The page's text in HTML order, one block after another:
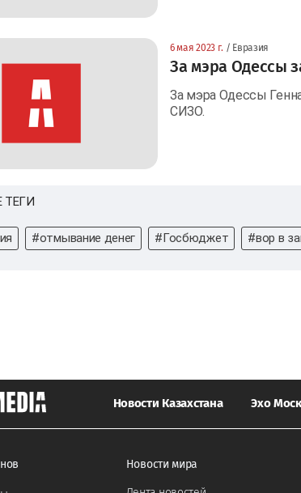
6 мая 2023 г. / Евразия
За мэра Одессы
За мэра Одессы
СИЗО.
ТЕГИ
#отмывание денег #Госбюджет #вор в
Новости Казахстана Эхо
Новости мира